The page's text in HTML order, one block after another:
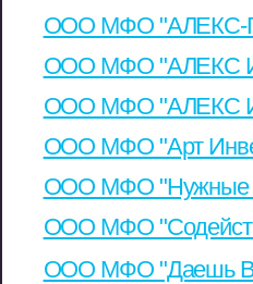
ООО МФО "АЛЕКС-
ООО МФО "АЛЕКС
ООО МФО "АЛЕКС
ООО МФО "Арт
ООО МФО "Нужные
ООО МФО
ООО МФО "Даешь